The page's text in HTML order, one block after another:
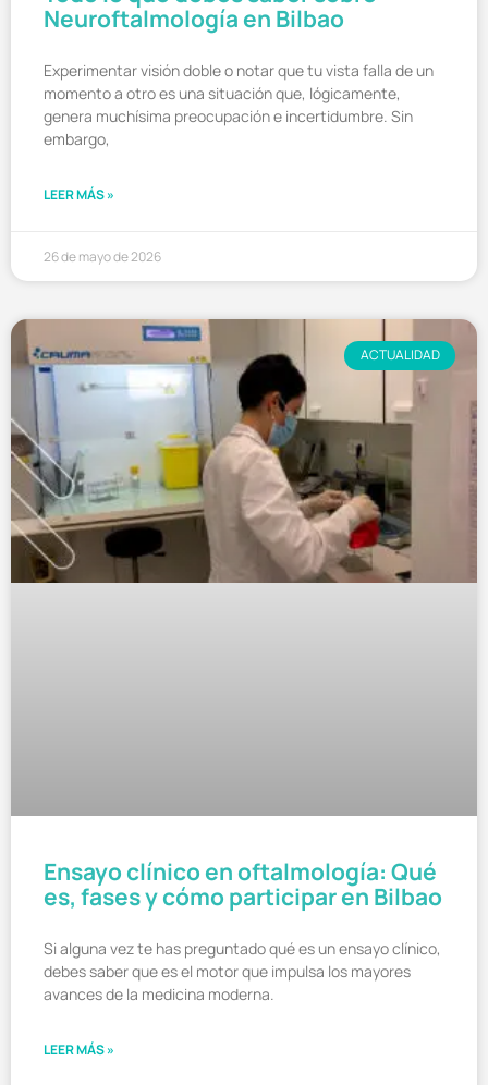
Neuroftalmología en Bilbao
Experimentar visión doble o notar que tu vista falla de un
momento a otro es una situación que, lógicamente,
genera muchísima preocupación e incertidumbre. Sin
embargo,
LEER MÁS »
26 de mayo de 2026
ACTUALIDAD
Ensayo clínico en oftalmología: Qué
es, fases y cómo participar en Bilbao
Si alguna vez te has preguntado qué es un ensayo clínico,
debes saber que es el motor que impulsa los mayores
avances de la medicina moderna.
LEER MÁS »